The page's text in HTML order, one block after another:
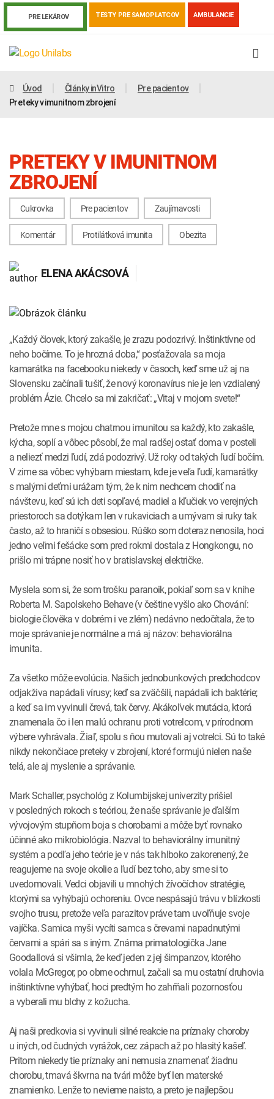
PRE LEKÁROV TESTY PRE SAMOPLATCOV AMBULANCIE
Genetika Covid-19 Žiadanky a tlačivá
INTOLERANCIA POTRAVÍN
Human papillomavirus (HPV)
Úvod Články inVitro
Pre pacientov
Preteky v imunitnom zbrojení
PRETEKY V IMUNITNOM
ZBROJENÍ
Cukrovka Pre pacientov Zaujímavosti
Komentár Protilátková imunita Obezita
ELENA AKÁCSOVÁ
„Každý človek, ktorý zakašle, je zrazu podozrivý. Inštinktívne od
neho bočíme. To je hrozná doba,“ posťažovala sa moja
kamarátka na facebooku niekedy v časoch, keď sme už aj na
Slovensku začínali tušiť, že nový koronavírus nie je len vzdialený
problém Ázie. Chcelo sa mi zakričať: „Vitaj v mojom svete!“
Pretože mne s mojou chatrnou imunitou sa každý, kto zakašle,
kýcha, soplí a vôbec pôsobí, že mal radšej ostať doma v posteli
a neliezť medzi ľudí, zdá podozrivý. Už roky od takých ľudí bočím.
V zime sa vôbec vyhýbam miestam, kde je veľa ľudí, kamarátky
s malými deťmi urážam tým, že k nim nechcem chodiť na
návštevu, keď sú ich deti sopľavé, madiel a kľučiek vo verejných
priestoroch sa dotýkam len v rukaviciach a umývam si ruky tak
často, až to hraničí s obsesiou. Rúško som doteraz nenosila, hoci
jedno veľmi fešácke som pred rokmi dostala z Hongkongu, no
prišlo mi trápne nosiť ho v bratislavskej električke.
Myslela som si, že som trošku paranoik, pokiaľ som sa v knihe
Roberta M. Sapolskeho Behave (v češtine vyšlo ako Chování:
biologie člověka v dobrém i ve zlém) nedávno nedočítala, že to
moje správanie je normálne a má aj názov: behaviorálna
imunita.
Za všetko môže evolúcia. Našich jednobunkových predchodcov
odjakživa napádali vírusy; keď sa zväčšili, napádali ich baktérie;
a keď sa im vyvinuli črevá, tak červy. Akákoľvek mutácia, ktorá
znamenala čo i len malú ochranu proti votrelcom, v prírodnom
výbere vyhrávala. Žiaľ, spolu s ňou mutovali aj votrelci. Sú to také
nikdy nekončiace preteky v zbrojení, ktoré formujú nielen naše
telá, ale aj myslenie a správanie.
Mark Schaller, psychológ z Kolumbijskej univerzity prišiel
v posledných rokoch s teóriou, že naše správanie je ďalším
vývojovým stupňom boja s chorobami a môže byť rovnako
účinné ako mikrobiológia. Nazval to behaviorálny imunitný
systém a podľa jeho teórie je v nás tak hlboko zakorenený, že
reagujeme na svoje okolie a ľudí bez toho, aby sme si to
uvedomovali. Vedci objavili u mnohých žívočíchov stratégie,
ktorými sa vyhýbajú ochoreniu. Ovce nespásajú trávu v blízkosti
svojho trusu, pretože veľa parazitov práve tam uvoľňuje svoje
vajíčka. Samica myši vycíti samca s črevami napadnutými
červami a spári sa s iným. Známa primatologička Jane
Goodallová si všimla, že keď jeden z jej šimpanzov, ktorého
volala McGregor, po obrne ochrnul, začali sa mu ostatní druhovia
inštinktívne vyhýbať, hoci predtým ho zahŕňali pozornosťou
a vyberali mu blchy z kožucha.
Aj naši predkovia si vyvinuli silné reakcie na príznaky choroby
u iných, od čudných vyrážok, cez zápach až po hlasitý kašeľ.
Pritom niekedy tie príznaky ani nemusia znamenať žiadnu
chorobu, tmavá škvrna na tvári môže byť len materské
znamienko. Lenže to nevieme naisto, a preto je najlepšou